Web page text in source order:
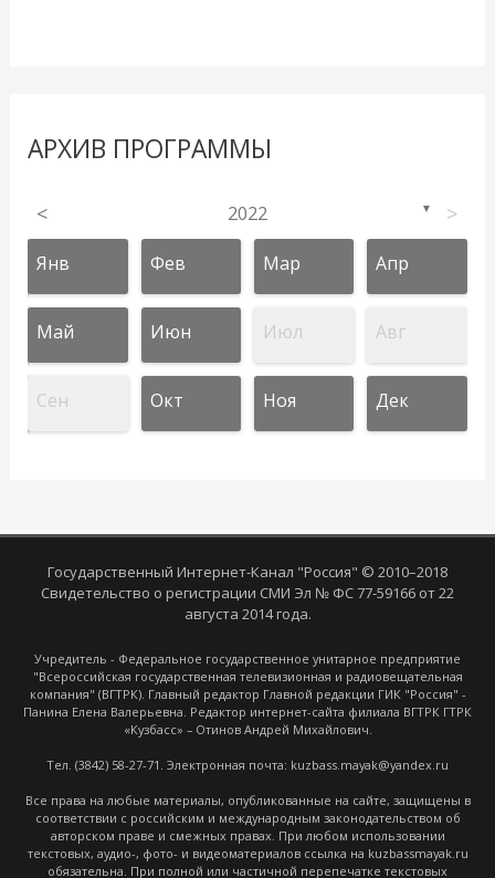
АРХИВ ПРОГРАММЫ
< 2022 ▼ >
Янв Фев Мар Апр
Май Июн Июл Авг
Сен Окт Ноя Дек
Государственный Интернет-Канал "Россия" © 2010–2018
Свидетельство о регистрации СМИ Эл № ФС 77-59166 от 22
августа 2014 года.
Учредитель - Федеральное государственное унитарное предприятие
"Всероссийская государственная телевизионная и радиовещательная
компания" (ВГТРК). Главный редактор Главной редакции ГИК "Россия" -
Панина Елена Валерьевна. Редактор интернет-сайта филиала ВГТРК ГТРК
«Кузбасс» – Отинов Андрей Михайлович.
Тел. (3842) 58-27-71. Электронная почта: kuzbass.mayak@yandex.ru
Все права на любые материалы, опубликованные на сайте, защищены в
соответствии с российским и международным законодательством об
авторском праве и смежных правах. При любом использовании
текстовых, аудио-, фото- и видеоматериалов ссылка на kuzbassmayak.ru
обязательна. При полной или частичной перепечатке текстовых